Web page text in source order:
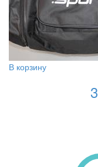
В корзину